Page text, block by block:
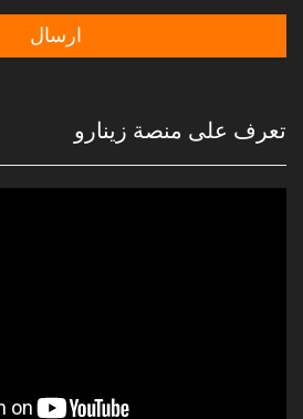
تعرف على منصة زينارو